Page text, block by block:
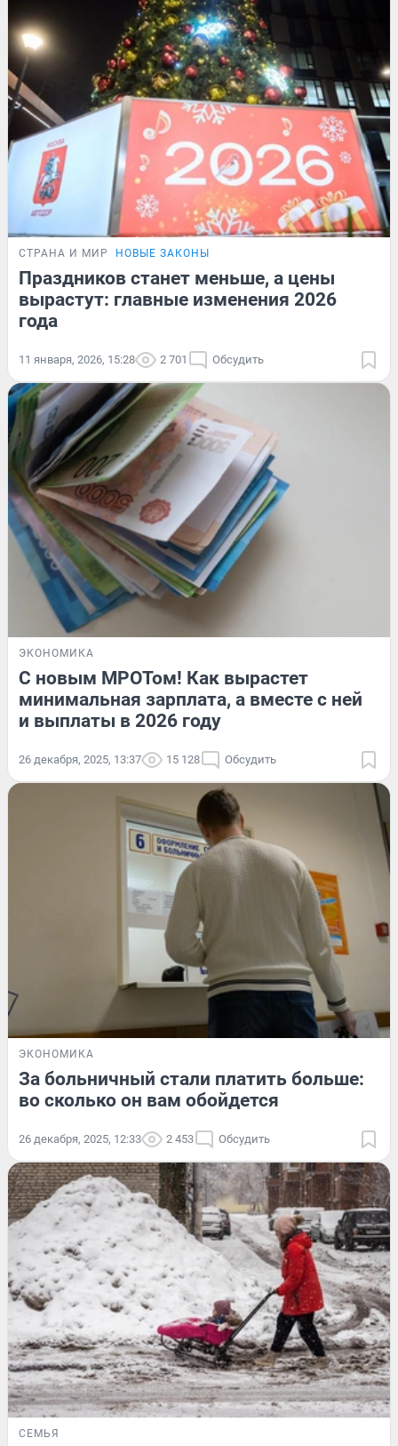
СТРАНА И МИР НОВЫЕ ЗАКОНЫ
Праздников станет меньше, а цены
вырастут: главные изменения 2026
года
11 января, 2026, 15:28 2 701 Обсудить
ЭКОНОМИКА
С новым МРОТом! Как вырастет
минимальная зарплата, а вместе с ней
и выплаты в 2026 году
26 декабря, 2025, 13:37 15 128 Обсудить
ЭКОНОМИКА
За больничный стали платить больше:
во сколько он вам обойдется
26 декабря, 2025, 12:33 2 453 Обсудить
СЕМЬЯ